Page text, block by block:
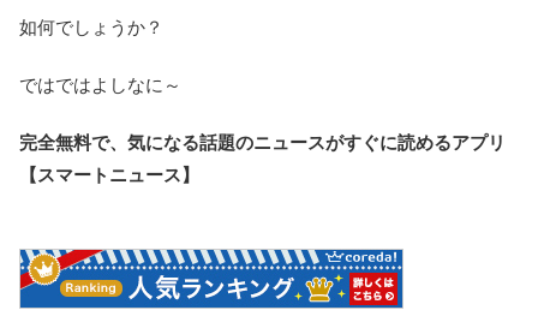
如何でしょうか？
ではではよしなに～
完全無料で、気になる話題のニュースがすぐに読めるアプリ
【スマートニュース】